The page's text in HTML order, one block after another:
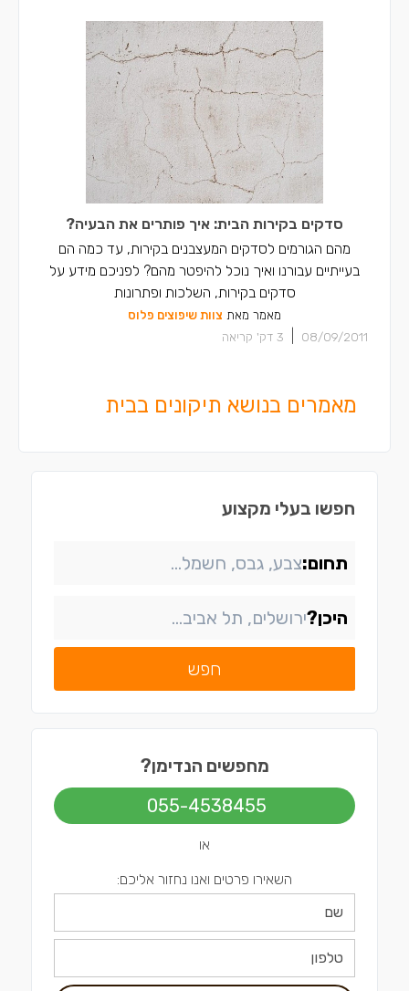
סדקים בקירות הבית: איך פותרים את הבעיה?
מהם הגורמים לסדקים המעצבנים בקירות, עד כמה הם
בעייתיים עבורנו ואיך נוכל להיפטר מהם? לפניכם מידע על
סדקים בקירות, השלכות ופתרונות
מאמר מאת צוות שיפוצים פלוס
08/09/2011
3 דק' קריאה
מאמרים בנושא תיקונים בבית
חפשו בעלי מקצוע
תחום:
היכן?
חפש
מחפשים הנדימן?
055-4538455
או
השאירו פרטים ואנו נחזור אליכם: